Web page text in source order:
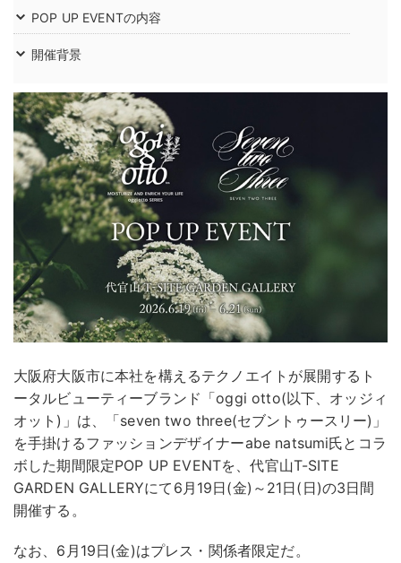
POP UP EVENTの内容
開催背景
大阪府大阪市に本社を構えるテクノエイトが展開するト
ータルビューティーブランド「oggi otto(以下、オッジィ
オット)」は、「seven two three(セブントゥースリー)」
を手掛けるファッションデザイナーabe natsumi氏とコラ
ボした期間限定POP UP EVENTを、代官山T-SITE
GARDEN GALLERYにて6月19日(金)～21日(日)の3日間
開催する。
なお、6月19日(金)はプレス・関係者限定だ。